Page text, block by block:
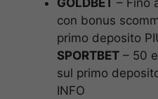
GOLDBET
– Fino
con bonus
primo deposito
SPORTBET – 50
sul primo
INFO